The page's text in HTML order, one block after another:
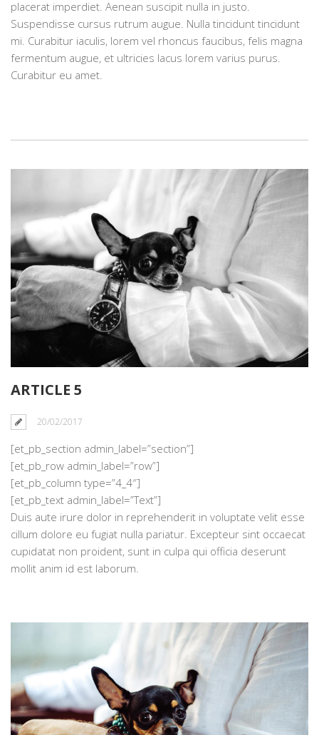
placerat imperdiet. Aenean suscipit nulla in justo.
Suspendisse cursus rutrum augue. Nulla tincidunt tincidunt
mi. Curabitur iaculis, lorem vel rhoncus faucibus, felis magna
fermentum augue, et ultricies lacus lorem varius purus.
Curabitur eu amet.
ARTICLE 5
20/02/2017
[et_pb_section admin_label=”section”]
[et_pb_row admin_label=”row”]
[et_pb_column type=”4_4″]
[et_pb_text admin_label=”Text”]
Duis aute irure dolor in reprehenderit in voluptate velit esse
cillum dolore eu fugiat nulla pariatur. Excepteur sint occaecat
cupidatat non proident, sunt in culpa qui officia deserunt
mollit anim id est laborum.